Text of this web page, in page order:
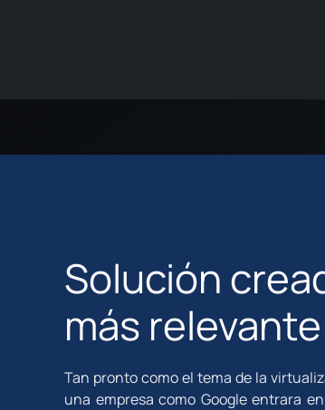
Solución
más
Tan pronto como el tema de la
una empresa como Google entrara